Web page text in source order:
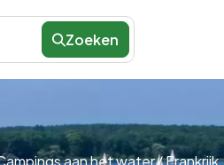
Zoeken
aan het water/Frankrijk